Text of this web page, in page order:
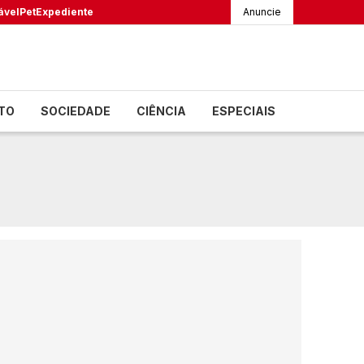
PetExpediente Anuncie
SOCIEDADE CIÊNCIA ESPECIAIS